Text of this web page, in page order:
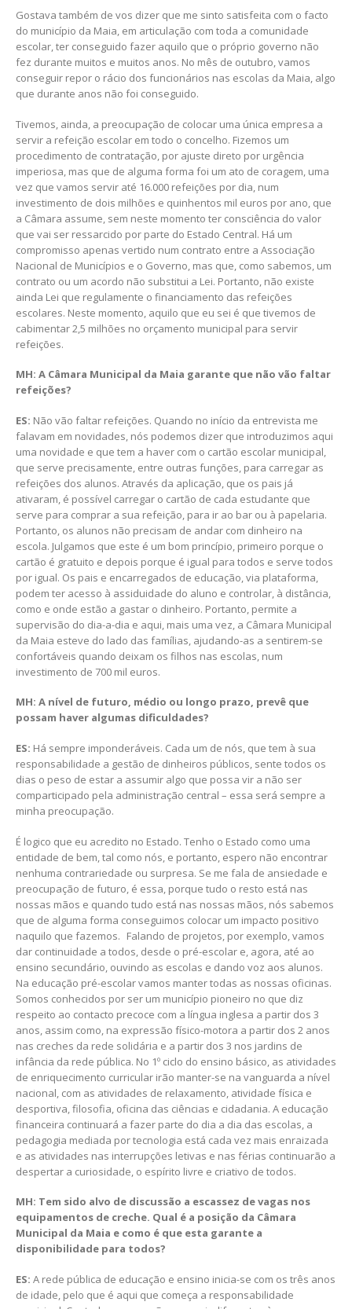
Gostava também de vos dizer que me sinto satisfeita com o facto
do município da Maia, em articulação com toda a comunidade
escolar, ter conseguido fazer aquilo que o próprio governo não
fez durante muitos e muitos anos. No mês de outubro, vamos
conseguir repor o rácio dos funcionários nas escolas da Maia, algo
que durante anos não foi conseguido.
Tivemos, ainda, a preocupação de colocar uma única empresa a
servir a refeição escolar em todo o concelho. Fizemos um
procedimento de contratação, por ajuste direto por urgência
imperiosa, mas que de alguma forma foi um ato de coragem, uma
vez que vamos servir até 16.000 refeições por dia, num
investimento de dois milhões e quinhentos mil euros por ano, que
a Câmara assume, sem neste momento ter consciência do valor
que vai ser ressarcido por parte do Estado Central. Há um
compromisso apenas vertido num contrato entre a Associação
Nacional de Municípios e o Governo, mas que, como sabemos, um
contrato ou um acordo não substitui a Lei. Portanto, não existe
ainda Lei que regulamente o financiamento das refeições
escolares. Neste momento, aquilo que eu sei é que tivemos de
cabimentar 2,5 milhões no orçamento municipal para servir
refeições.
MH: A Câmara Municipal da Maia garante que não vão faltar
refeições?
ES: Não vão faltar refeições. Quando no início da entrevista me
falavam em novidades, nós podemos dizer que introduzimos aqui
uma novidade e que tem a haver com o cartão escolar municipal,
que serve precisamente, entre outras funções, para carregar as
refeições dos alunos. Através da aplicação, que os pais já
ativaram, é possível carregar o cartão de cada estudante que
serve para comprar a sua refeição, para ir ao bar ou à papelaria.
Portanto, os alunos não precisam de andar com dinheiro na
escola. Julgamos que este é um bom princípio, primeiro porque o
cartão é gratuito e depois porque é igual para todos e serve todos
por igual. Os pais e encarregados de educação, via plataforma,
podem ter acesso à assiduidade do aluno e controlar, à distância,
como e onde estão a gastar o dinheiro. Portanto, permite a
supervisão do dia-a-dia e aqui, mais uma vez, a Câmara Municipal
da Maia esteve do lado das famílias, ajudando-as a sentirem-se
confortáveis quando deixam os filhos nas escolas, num
investimento de 700 mil euros.
MH: A nível de futuro, médio ou longo prazo, prevê que
possam haver algumas dificuldades?
ES: Há sempre imponderáveis. Cada um de nós, que tem à sua
responsabilidade a gestão de dinheiros públicos, sente todos os
dias o peso de estar a assumir algo que possa vir a não ser
comparticipado pela administração central – essa será sempre a
minha preocupação.
É logico que eu acredito no Estado. Tenho o Estado como uma
entidade de bem, tal como nós, e portanto, espero não encontrar
nenhuma contrariedade ou surpresa. Se me fala de ansiedade e
preocupação de futuro, é essa, porque tudo o resto está nas
nossas mãos e quando tudo está nas nossas mãos, nós sabemos
que de alguma forma conseguimos colocar um impacto positivo
naquilo que fazemos. Falando de projetos, por exemplo, vamos
dar continuidade a todos, desde o pré-escolar e, agora, até ao
ensino secundário, ouvindo as escolas e dando voz aos alunos.
Na educação pré-escolar vamos manter todas as nossas oficinas.
Somos conhecidos por ser um município pioneiro no que diz
respeito ao contacto precoce com a língua inglesa a partir dos 3
anos, assim como, na expressão físico-motora a partir dos 2 anos
nas creches da rede solidária e a partir dos 3 nos jardins de
infância da rede pública. No 1º ciclo do ensino básico, as atividades
de enriquecimento curricular irão manter-se na vanguarda a nível
nacional, com as atividades de relaxamento, atividade física e
desportiva, filosofia, oficina das ciências e cidadania. A educação
financeira continuará a fazer parte do dia a dia das escolas, a
pedagogia mediada por tecnologia está cada vez mais enraizada
e as atividades nas interrupções letivas e nas férias continuarão a
despertar a curiosidade, o espírito livre e criativo de todos.
MH: Tem sido alvo de discussão a escassez de vagas nos
equipamentos de creche. Qual é a posição da Câmara
Municipal da Maia e como é que esta garante a
disponibilidade para todos?
ES: A rede pública de educação e ensino inicia-se com os três anos
de idade, pelo que é aqui que começa a responsabilidade